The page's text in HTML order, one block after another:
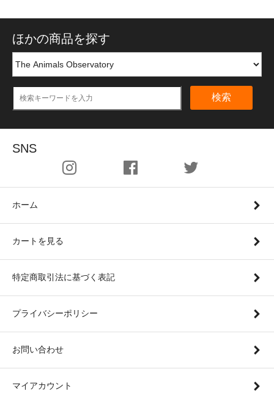
ほかの商品を探す
検索
SNS
ホーム
カートを見る
特定商取引法に基づく表記
プライバシーポリシー
お問い合わせ
マイアカウント